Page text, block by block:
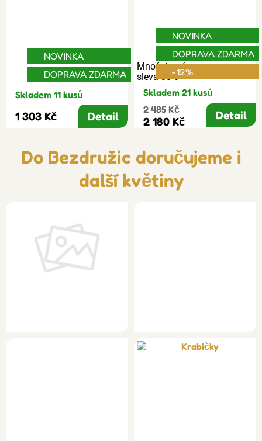
NOVINKA
DOPRAVA ZDARMA
Skladem 11 kusů
1 303 Kč Detail
Množstevní
sleva 30%
NOVINKA
DOPRAVA ZDARMA
-12%
Skladem 21 kusů
2 485 Kč
2 180 Kč Detail
Do Bezdružic doručujeme i
další květiny